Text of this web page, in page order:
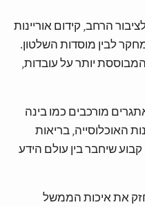
הרחב, קידום אוריינות
לבין מוסדות השלטון.
יותר על עובדות,
מורכבים כמו בינה
האוכלוסייה, בריאות
קבוע שיחבר בין עולם הידע
את איכות הממשל